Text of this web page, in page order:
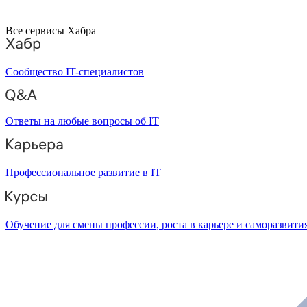
Все сервисы Хабра
Сообщество IT-специалистов
Ответы на любые вопросы об IT
Профессиональное развитие в IT
Обучение для смены профессии, роста в карьере и